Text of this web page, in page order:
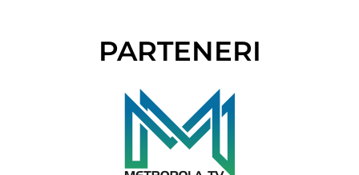
PARTENERI